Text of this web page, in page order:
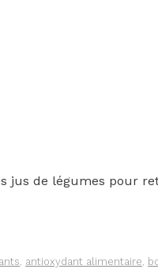
jus de légumes pour
, antioxydant alimentaire,